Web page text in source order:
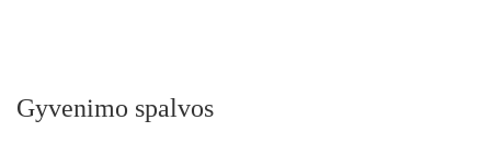
Gyvenimo spalvos